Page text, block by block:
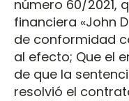
número 60/2021,
financiera «John
de conformidad
al efecto; Que el
de que la
resolvió el